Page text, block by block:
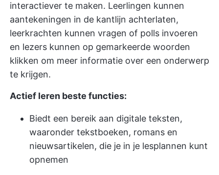
interactiever te maken. Leerlingen kunnen
aantekeningen in de kantlijn achterlaten,
leerkrachten kunnen vragen of polls invoeren
en lezers kunnen op gemarkeerde woorden
klikken om meer informatie over een onderwerp
te krijgen.
Actief leren beste functies:
Biedt een bereik aan digitale teksten,
waaronder tekstboeken, romans en
nieuwsartikelen, die je in je lesplannen kunt
opnemen